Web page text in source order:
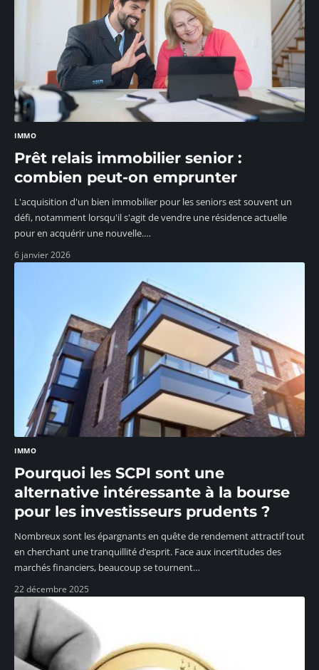
IMMO
Prêt relais immobilier senior :
combien peut-on emprunter
L'acquisition d'un bien immobilier pour les seniors est souvent un
défi, notamment lorsqu'il s'agit de vendre une résidence actuelle
pour en acquérir une nouvelle.…
6 janvier 2026
IMMO
Pourquoi les SCPI sont une
alternative intéressante à la bourse
pour les investisseurs prudents ?
Nombreux sont les épargnants en quête de rendement attractif tout
en cherchant une tranquillité d’esprit. Face aux incertitudes des
marchés financiers, beaucoup se tournent…
22 décembre 2025